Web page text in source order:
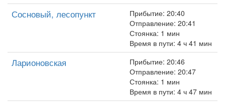
Сосновый, лесопункт
Прибытие: 20:40
Отправление: 20:41
Стоянка: 1 мин
Время в пути: 4 ч 41 мин
Ларионовская
Прибытие: 20:46
Отправление: 20:47
Стоянка: 1 мин
Время в пути: 4 ч 47 мин